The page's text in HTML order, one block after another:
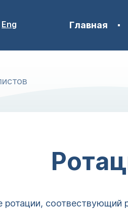
Eng Главная
соотвествующий